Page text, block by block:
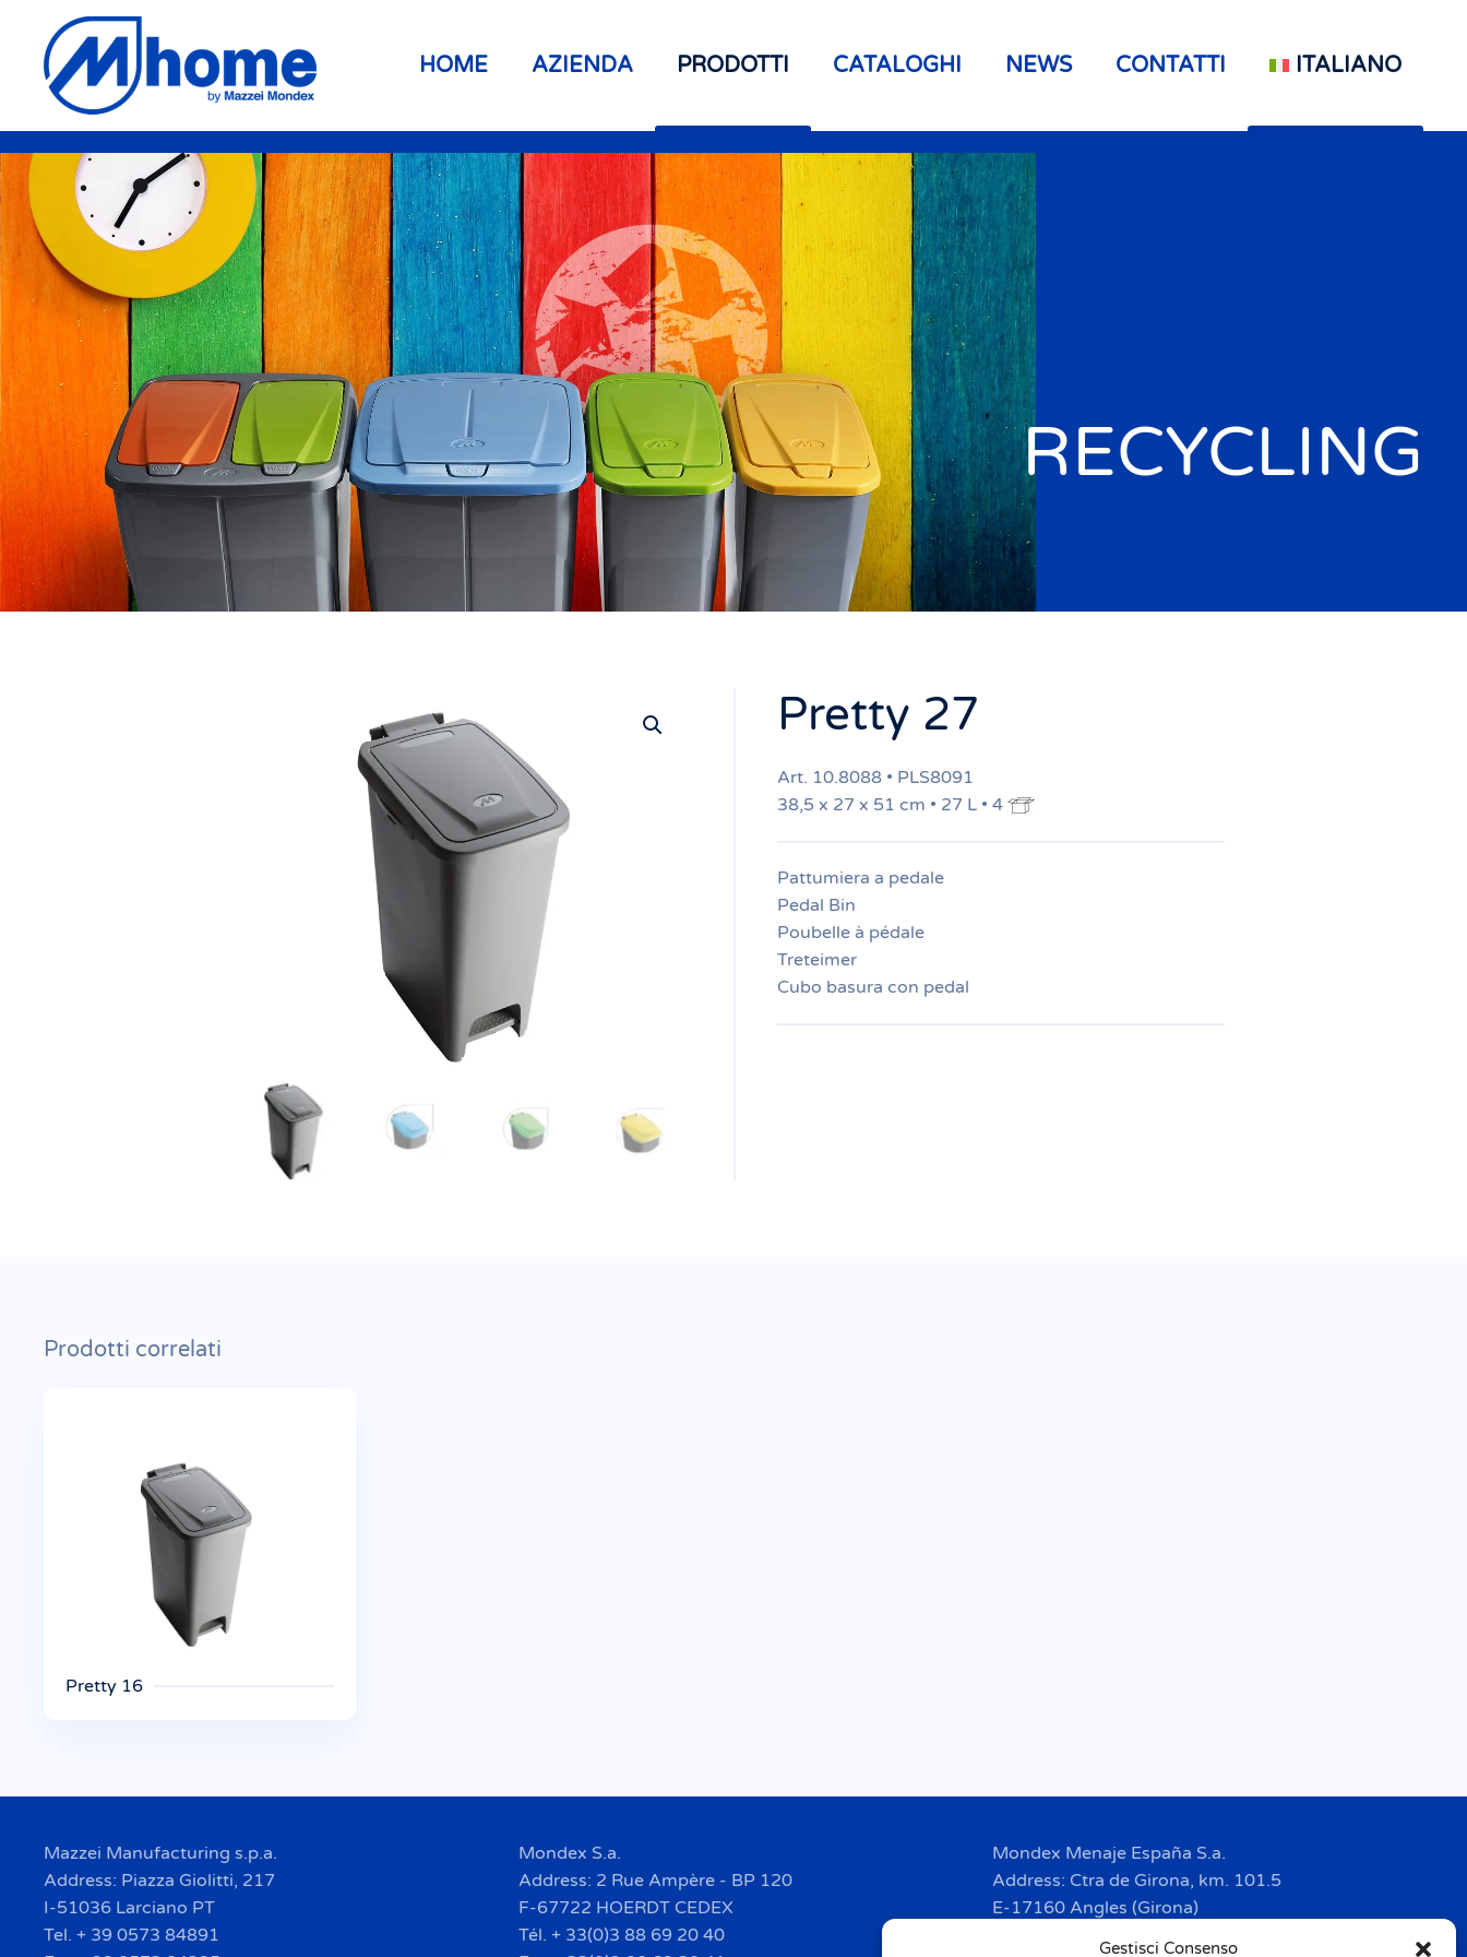
Gestisci Consenso
Skip to main content HOME AZIENDA PRODOTTI CATALOGHI NEWS CONTATTI ITALIANO
RECYCLING
Pretty 27
Art. 10.8088 • PLS8091
38,5 x 27 x 51 cm • 27 L • 4
Pattumiera a pedale
Pedal Bin
Poubelle à pédale
Treteimer
Cubo basura con pedal
Prodotti correlati
Pretty 16
Mazzei Manufacturing s.p.a.
Address: Piazza Giolitti, 217
I-51036 Larciano PT
Tel. + 39 0573 84891
Mondex S.a.
Address: 2 Rue Ampère - BP 120
F-67722 HOERDT CEDEX
Tél. + 33(0)3 88 69 20 40
Mondex Menaje España S.a.
Address: Ctra de Girona, km. 101.5
E-17160 Angles (Girona)